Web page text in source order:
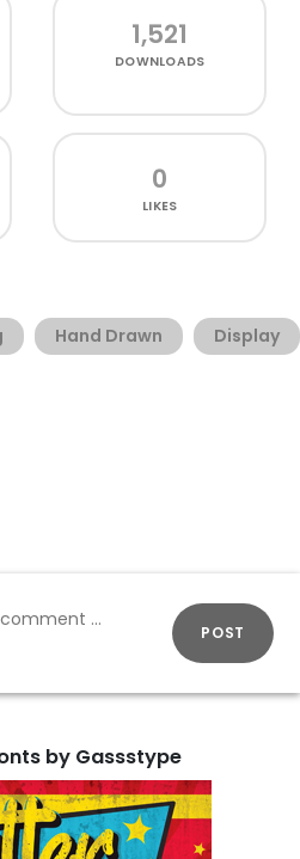
1,521
DOWNLOADS
0
LIKES
Hand Drawn Display
POST
by Gassstype